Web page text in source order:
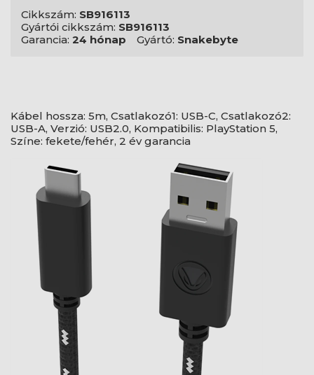
Cikkszám: SB916113
Gyártói cikkszám: SB916113
Garancia: 24 hónap Gyártó: Snakebyte
Kábel hossza: 5m, Csatlakozó1: USB-C, Csatlakozó2:
USB-A, Verzió: USB2.0, Kompatibilis: PlayStation 5,
Színe: fekete/fehér, 2 év garancia